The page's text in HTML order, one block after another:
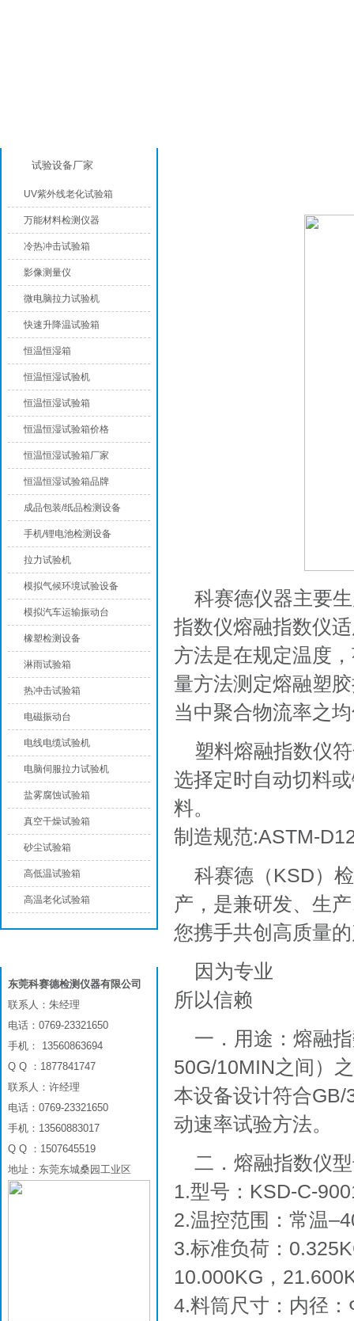
科赛德仪器主要
指数仪熔融指数仪
方法是在规定温度
量方法测定熔融塑
当中聚合物流率之
塑料熔融指数仪
选择定时自动切料
料。
制造规范:ASTM-
科赛德（KSD）
产，是兼研发、生
您携手共创高质量
因为专业
所以信赖
一．用途：熔融
50G/10MIN之间）
本设备设计符合GB/
动速率试验方法。
二．熔融指数仪
1.型号：KSD-C-
2.温控范围：常温
3.标准负荷：
10.000KG，
4.料筒尺寸：内径
试验设备厂家
UV紫外线老化试验箱
万能材料检测仪器
冷热冲击试验箱
影像测量仪
微电脑拉力试验机
快速升降温试验箱
恒温恒湿箱
恒温恒湿试验机
恒温恒湿试验箱
恒温恒湿试验箱价格
恒温恒湿试验箱厂家
恒温恒湿试验箱品牌
成品包装/纸品检测设备
手机/锂电池检测设备
拉力试验机
模拟气候环境试验设备
模拟汽车运输振动台
橡塑检测设备
淋雨试验箱
热冲击试验箱
电磁振动台
电线电缆试验机
电脑伺服拉力试验机
盐雾腐蚀试验箱
真空干燥试验箱
砂尘试验箱
高低温试验箱
高温老化试验箱
东莞科赛德检测仪器有限公司
联系人：朱经理
电话：0769-23321650
手机： 13560863694
Q Q ：1877841747
联系人：许经理
电话：0769-23321650
手机：13560883017
Q Q ：1507645519
地址：东莞东城桑园工业区